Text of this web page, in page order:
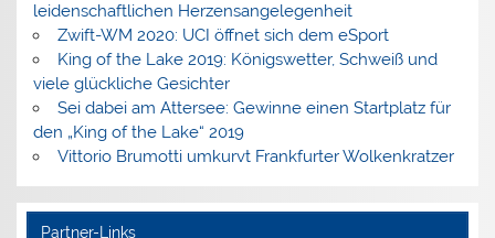
leidenschaftlichen Herzensangelegenheit
Zwift-WM 2020: UCI öffnet sich dem eSport
King of the Lake 2019: Königswetter, Schweiß und
viele glückliche Gesichter
Sei dabei am Attersee: Gewinne einen Startplatz für
den „King of the Lake“ 2019
Vittorio Brumotti umkurvt Frankfurter Wolkenkratzer
Partner-Links